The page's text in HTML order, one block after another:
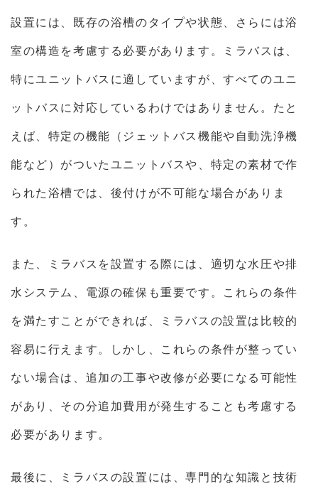
設置には、既存の浴槽のタイプや状態、さらには浴
室の構造を考慮する必要があります。ミラバスは、
特にユニットバスに適していますが、すべてのユニ
ットバスに対応しているわけではありません。たと
えば、特定の機能（ジェットバス機能や自動洗浄機
能など）がついたユニットバスや、特定の素材で作
られた浴槽では、後付けが不可能な場合がありま
す。
また、ミラバスを設置する際には、適切な水圧や排
水システム、電源の確保も重要です。これらの条件
を満たすことができれば、ミラバスの設置は比較的
容易に行えます。しかし、これらの条件が整ってい
ない場合は、追加の工事や改修が必要になる可能性
があり、その分追加費用が発生することも考慮する
必要があります。
最後に、ミラバスの設置には、専門的な知識と技術